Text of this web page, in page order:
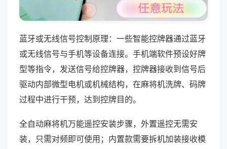
蓝牙或无线信号控制原理：一些智能控牌器通过蓝牙
或无线信号与手机等设备连接。手机端软件预设好牌
型等指令，发送信号给控牌器，控牌器接收到信号后
驱动内部微型电机或机械结构，在麻将机洗牌、码牌
过程中进行干预，达到控牌目的。
全自动麻将机万能遥控安装步骤，外置遥控无需安
装，只需对频即可使用；内置款需要拆机加装接收模